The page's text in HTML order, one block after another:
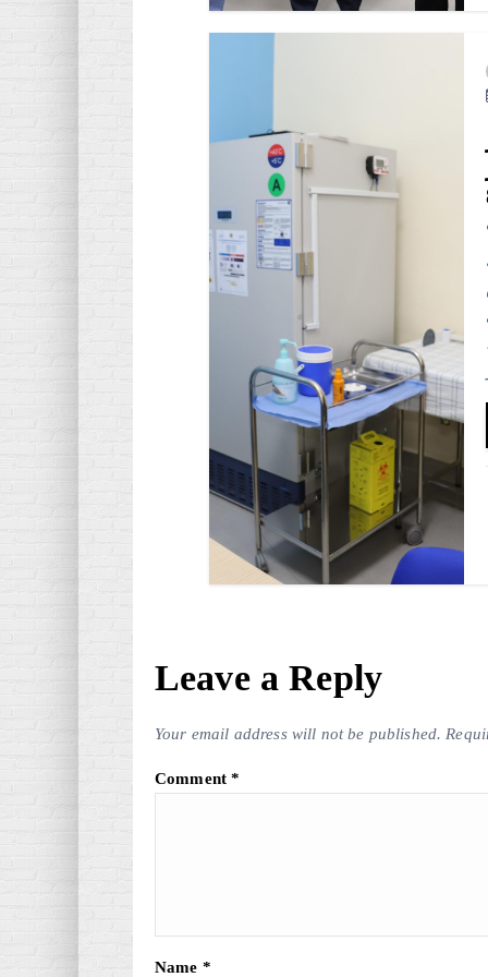
8
Leave a Reply
Your email address will not be published.
Comment*
Name *